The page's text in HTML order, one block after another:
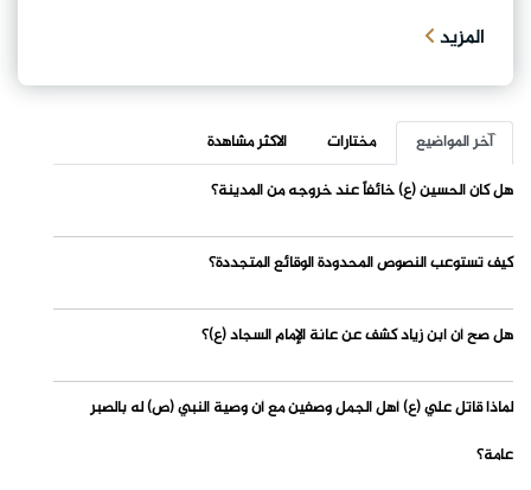
المزيد
آخر المواضيع مختارات
الاكثر مشاهدة
هل كان الحسين (ع) خائفاً عند خروجه من المدينة؟
كيف تستوعب النصوص المحدودة الوقائع المتجددة؟
هل صح أن ابن زياد كشف عن عانة الإمام السجاد (ع)؟
لماذا قاتل علي (ع) أهل الجمل وصفين مع أن وصية النبي (ص) له بالصبر
عامة؟